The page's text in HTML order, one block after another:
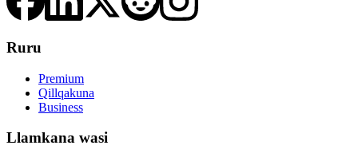
Ruru
Premium
Qillqakuna
Business
Llamkana wasi